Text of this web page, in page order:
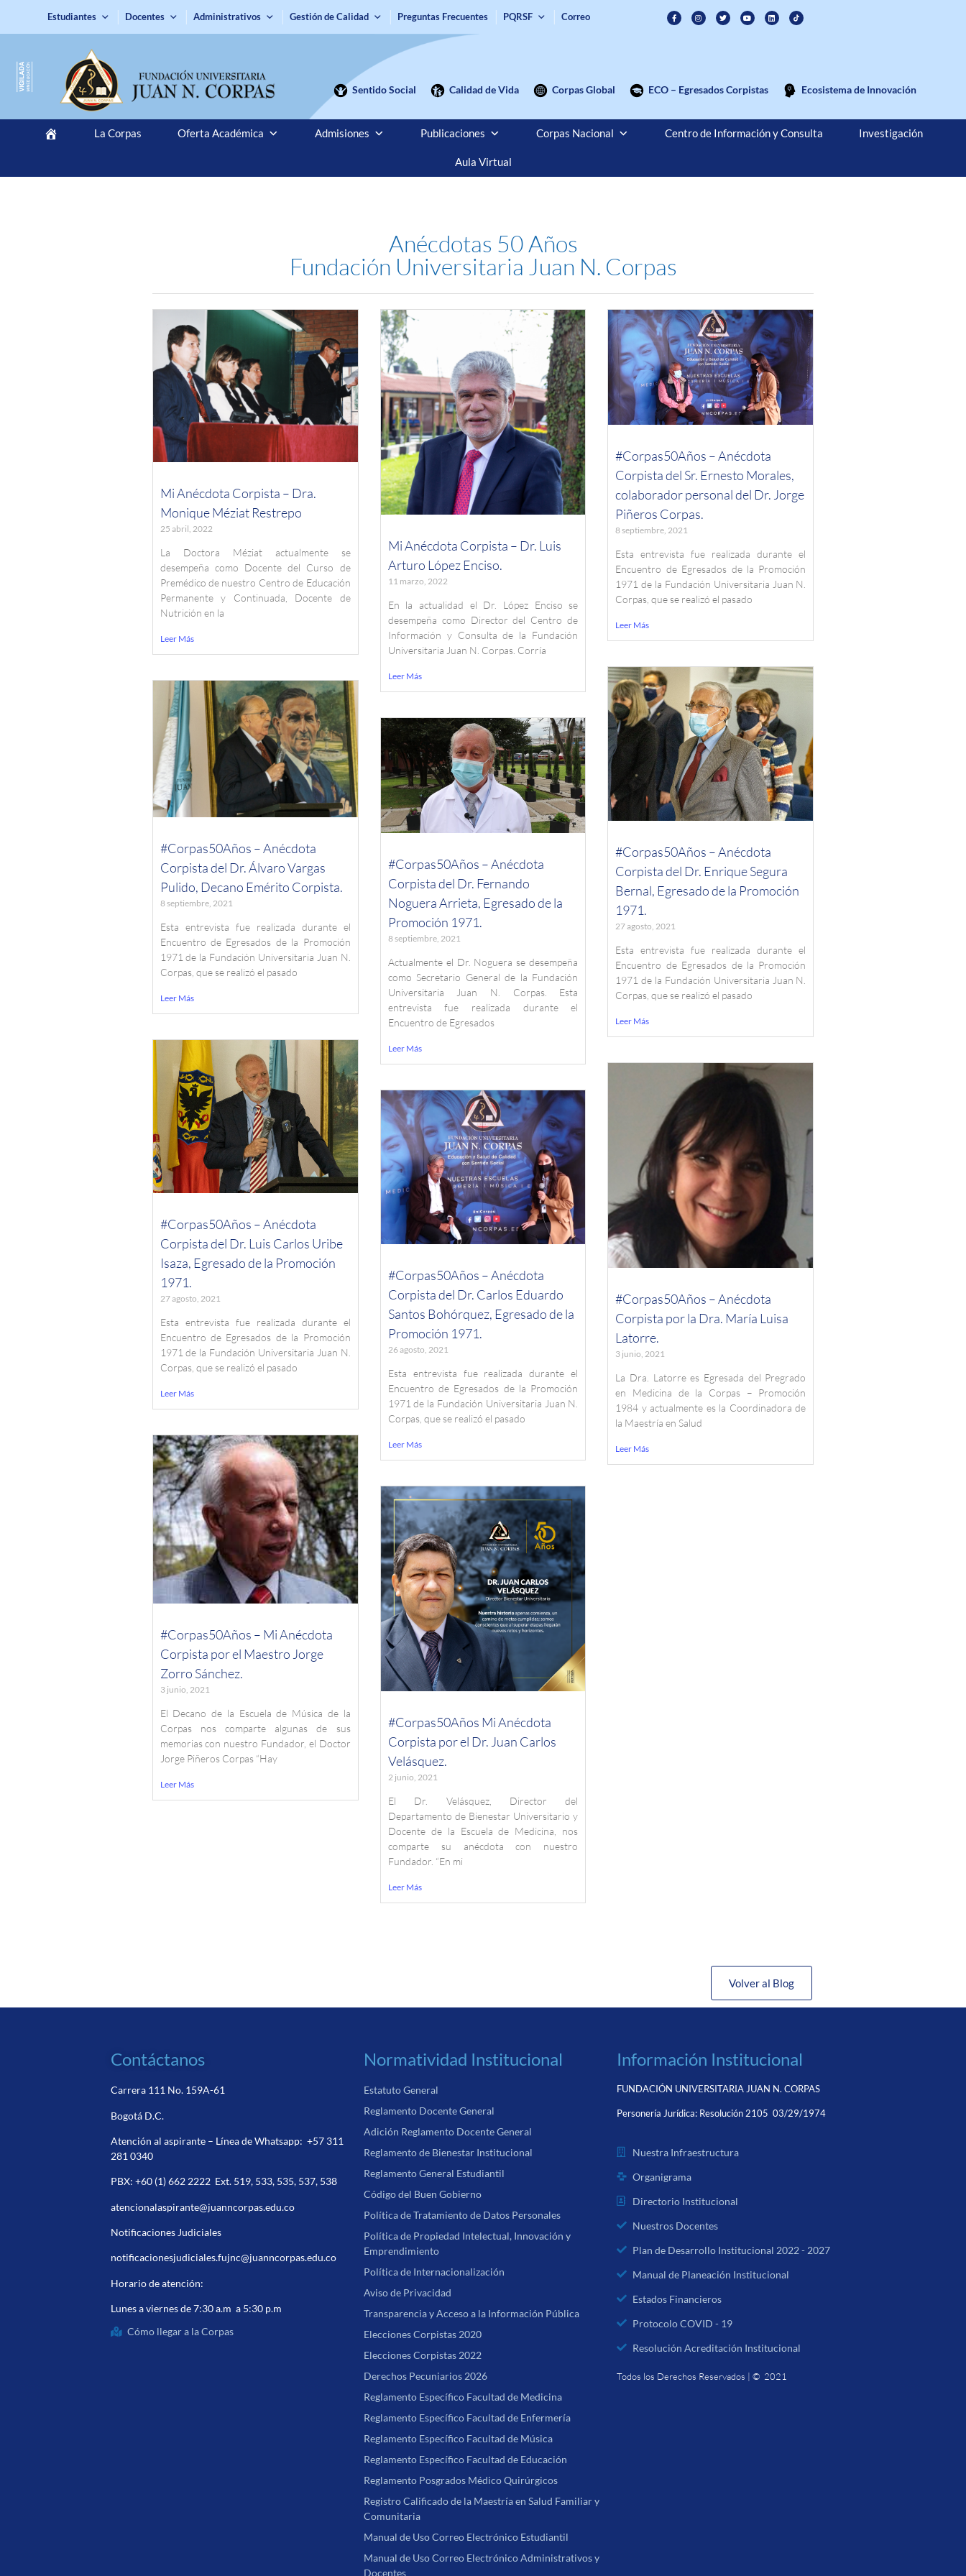
Estudiantes Docentes Administrativos Gestión de Calidad Preguntas Frecuentes PQRSF Correo
Sentido Social Calidad de Vida Corpas Global ECO – Egresados Corpistas Ecosistema de Innovación
La Corpas Oferta Académica Admisiones Publicaciones Corpas Nacional Centro de Información y Consulta Investigación
Aula Virtual
Anécdotas 50 Años
Fundación Universitaria Juan N. Corpas
Mi Anécdota Corpista – Dra.
Monique Méziat Restrepo
25 abril, 2022
La Doctora Méziat actualmente se
desempeña como Docente del Curso de
Premédico de nuestro Centro de Educación
Permanente y Continuada, Docente de
Nutrición en la
Leer Más
Mi Anécdota Corpista – Dr. Luis
Arturo López Enciso.
11 marzo, 2022
En la actualidad el Dr. López Enciso se
desempeña como Director del Centro de
Información y Consulta de la Fundación
Universitaria Juan N. Corpas. Corría
Leer Más
#Corpas50Años – Anécdota
Corpista del Sr. Ernesto Morales,
colaborador personal del Dr. Jorge
Piñeros Corpas.
8 septiembre, 2021
Esta entrevista fue realizada durante el
Encuentro de Egresados de la Promoción
1971 de la Fundación Universitaria Juan N.
Corpas, que se realizó el pasado
Leer Más
#Corpas50Años – Anécdota
Corpista del Dr. Álvaro Vargas
Pulido, Decano Emérito Corpista.
8 septiembre, 2021
Esta entrevista fue realizada durante el
Encuentro de Egresados de la Promoción
1971 de la Fundación Universitaria Juan N.
Corpas, que se realizó el pasado
Leer Más
#Corpas50Años – Anécdota
Corpista del Dr. Fernando
Noguera Arrieta, Egresado de la
Promoción 1971.
8 septiembre, 2021
Actualmente el Dr. Noguera se desempeña
como Secretario General de la Fundación
Universitaria Juan N. Corpas. Esta
entrevista fue realizada durante el
Encuentro de Egresados
Leer Más
#Corpas50Años – Anécdota
Corpista del Dr. Enrique Segura
Bernal, Egresado de la Promoción
1971.
27 agosto, 2021
Esta entrevista fue realizada durante el
Encuentro de Egresados de la Promoción
1971 de la Fundación Universitaria Juan N.
Corpas, que se realizó el pasado
Leer Más
#Corpas50Años – Anécdota
Corpista del Dr. Luis Carlos Uribe
Isaza, Egresado de la Promoción
1971.
27 agosto, 2021
Esta entrevista fue realizada durante el
Encuentro de Egresados de la Promoción
1971 de la Fundación Universitaria Juan N.
Corpas, que se realizó el pasado
Leer Más
#Corpas50Años – Anécdota
Corpista del Dr. Carlos Eduardo
Santos Bohórquez, Egresado de la
Promoción 1971.
26 agosto, 2021
Esta entrevista fue realizada durante el
Encuentro de Egresados de la Promoción
1971 de la Fundación Universitaria Juan N.
Corpas, que se realizó el pasado
Leer Más
#Corpas50Años – Anécdota
Corpista por la Dra. María Luisa
Latorre.
3 junio, 2021
La Dra. Latorre es Egresada del Pregrado
en Medicina de la Corpas – Promoción
1984 y actualmente es la Coordinadora de
la Maestría en Salud
Leer Más
#Corpas50Años – Mi Anécdota
Corpista por el Maestro Jorge
Zorro Sánchez.
3 junio, 2021
El Decano de la Escuela de Música de la
Corpas nos comparte algunas de sus
memorias con nuestro Fundador, el Doctor
Jorge Piñeros Corpas “Hay
Leer Más
#Corpas50Años Mi Anécdota
Corpista por el Dr. Juan Carlos
Velásquez.
2 junio, 2021
El Dr. Velásquez, Director del
Departamento de Bienestar Universitario y
Docente de la Escuela de Medicina, nos
comparte su anécdota con nuestro
Fundador. “En mi
Leer Más
Volver al Blog
Contáctanos
Carrera 111 No. 159A-61
Bogotá D.C.
Atención al aspirante – Línea de Whatsapp:+57 311
281 0340
PBX:+60 (1) 662 2222 Ext. 519, 533, 535, 537, 538
atencionalaspirante@juanncorpas.edu.co
Notificaciones Judiciales
notificacionesjudiciales.fujnc@juanncorpas.edu.co
Horario de atención:
Lunes a viernes de 7:30 a.m a 5:30 p.m
Cómo llegar a la Corpas
Normatividad Institucional
Estatuto General
Reglamento Docente General
Adición Reglamento Docente General
Reglamento de Bienestar Institucional
Reglamento General Estudiantil
Código del Buen Gobierno
Política de Tratamiento de Datos Personales
Política de Propiedad Intelectual, Innovación y
Emprendimiento
Política de Internacionalización
Aviso de Privacidad
Transparencia y Acceso a la Información Pública
Elecciones Corpistas 2020
Elecciones Corpistas 2022
Derechos Pecuniarios 2026
Reglamento Específico Facultad de Medicina
Reglamento Específico Facultad de Enfermería
Reglamento Específico Facultad de Música
Reglamento Específico Facultad de Educación
Reglamento Posgrados Médico Quirúrgicos
Registro Calificado de la Maestría en Salud Familiar y
Comunitaria
Manual de Uso Correo Electrónico Estudiantil
Manual de Uso Correo Electrónico Administrativos y
Docentes
Información Institucional
FUNDACIÓN UNIVERSITARIA JUAN N. CORPAS
Personería Jurídica: Resolución 2105 03/29/1974
Nuestra Infraestructura
Organigrama
Directorio Institucional
Nuestros Docentes
Plan de Desarrollo Institucional 2022 - 2027
Manual de Planeación Institucional
Estados Financieros
Protocolo COVID - 19
Resolución Acreditación Institucional
Todos los Derechos Reservados | © 2021